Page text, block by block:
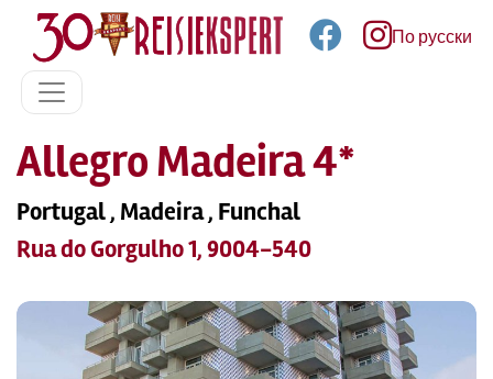
По русски
Allegro Madeira 4*
Portugal , Madeira , Funchal
Rua do Gorgulho 1, 9004-540